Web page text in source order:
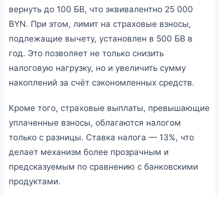
вернуть до 100 БВ, что эквивалентно 25 000
BYN. При этом, лимит на страховые взносы,
подлежащие вычету, установлен в 500 БВ в
год. Это позволяет не только снизить
налоговую нагрузку, но и увеличить сумму
накоплений за счёт сэкономленных средств.
Кроме того, страховые выплаты, превышающие
уплаченные взносы, облагаются налогом
только с разницы. Ставка налога — 13%, что
делает механизм более прозрачным и
предсказуемым по сравнению с банковскими
продуктами.